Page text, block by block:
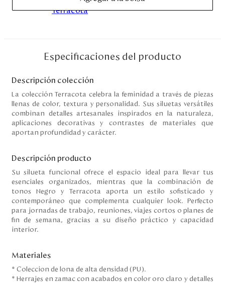
Disney
Servicio al cliente
Nuestras Tiendas
Colombia
Costa Rica
Panamá
USA
Venezuela
Especificaciones del producto
Descripción colección
La colección Terracota celebra la feminidad a través de piezas
llenas de color, textura y personalidad. Sus siluetas versátiles
combinan detalles artesanales inspirados en la naturaleza,
aplicaciones decorativas y contrastes de materiales que
aportan profundidad y carácter.
Descripción producto
Su silueta funcional ofrece el espacio ideal para llevar tus
esenciales organizados, mientras que la combinación de
tonos Negro y Terracota aporta un estilo sofisticado y
contemporáneo que complementa cualquier look. Perfecto
para jornadas de trabajo, reuniones, viajes cortos o planes de
fin de semana, gracias a su diseño práctico y capacidad
interior.
Materiales
* Coleccion de lona de alta densidad (PU).
* Herrajes en zamac con acabados en color oro claro y detalles